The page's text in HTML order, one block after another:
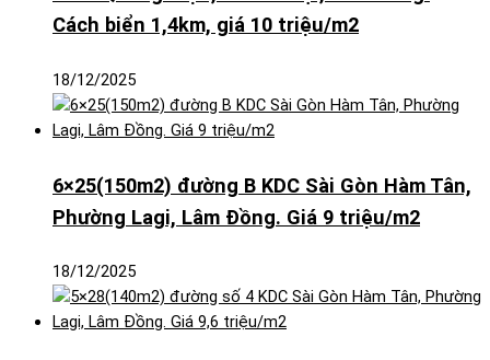
Cách biển 1,4km, giá 10 triệu/m2
18/12/2025
6×25(150m2) đường B KDC Sài Gòn Hàm Tân,
Phường Lagi, Lâm Đồng. Giá 9 triệu/m2
18/12/2025